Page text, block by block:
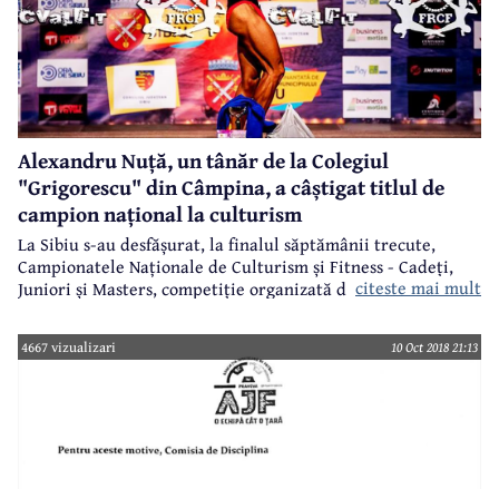
Alexandru Nuță, un tânăr de la Colegiul
"Grigorescu" din Câmpina, a câștigat titlul de
campion național la culturism
La Sibiu s-au desfășurat, la finalul săptămânii trecute,
Campionatele Naționale de Culturism și Fitness - Cadeți,
Juniori și Masters, competiție organizată de FRCF și la care
Alexandru Costinel Nuță, un tânăr de 18 ani, elev în clasa a
XII-a la Colegiul Național "Nicolae Grigorescu", care a
câștigat medalia de aur și titlul de campion național la
citeste mai mult
4667 vizualizari 10 Oct 2018 21:13